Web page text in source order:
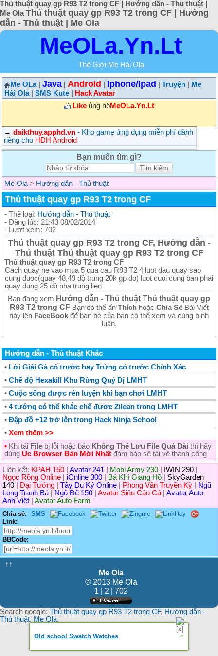
Thủ thuật quay gp R93 T2 trong CF | Hướng dẫn - Thủ thuật |
Me Ola Thủ thuật quay gp R93 T2 trong CF | Hướng
dẫn - Thủ thuật | Me Ola
MeOLa.Yn.Lt
Thế Giới Me Hài Ola
Me OLa| Java Android Iphone/Ipad Truyện
Me
Hài Ola| SMS Kute
Hack Avatar
Likeủng hộMeOLa.Yn.Lt
→ daikthuy.apphd.vn - Kho game ứng dụng miễn phí dành
riêng cho HĐH Android
Bạn muốn tìm gì?
Me Ola > Hướng dẫn - Thủ thuật
Thủ thuật quay gp R93 T2 trong CF
- Thể loại: Hướng dẫn - Thủ thuật
- Đăng lúc: 21:43 08/02/2014
- Lượt xem: 702
Thủ thuật quay gp R93 T2 trong CF, Hướng dẫn -
Thủ thuật Thủ thuật quay gp R93 T2 trong CF
Thủ thuật quay gp R93 T2 trong CF
Cach quay ne vao mua 5 qua cau R93 T2 4 luot dau quay sao
cung duoc(quay 48,49 độ trung 20k gp do) luot cuoi cung ban phai
quay dung 25 độ nha trung lien
Bạn đang xem Hướng dẫn - Thủ thuật Thủ thuật quay gp
R93 T2 trong CF Bạn có thể ấn Thíchhoặc Chia SẻBài Viết
này lên FaceBook để bạn bè của bạn có thể xem và cùng bình
luận.
Hướng dẫn - Thủ thuật Khác
• Lời Giải Gà có trước hay Trứng có trước Chính Xác
• Chế độ Hexakill Khu Rừng Quỷ Dị LMHT
• Cuộc sống được rèn luyện khi bạn chơi LMHT
• 4 tướng có thể khắc chế được Zilean trong LMHT
• Đập đồ +12 trở lên trong Hack Ninja School
• Xem thêm >>
• Khi tải File bị lỗi hoặc báo Không Thể Lưu File Quá Dài thì hãy
dùng Uc Browser Bản Mới Nhất đảm bảo sẽ tải về thành công
Liên kết: KPAH 150 Avatar 241 Mobi Army 230 IWIN 290
Ngọc Rồng Online
iOnline 300 Bá Khí Giang Hồ
SkyGarden
140
Đại Tướng Tây Du Ký Online Phong Vân Truyền Kỳ
Ngũ
Long Tranh Bá
Ngũ Đế 150 Avatar Siêu Câu Cá
Avatar Auto
Anh Việt
Avatar Auto Farm
Chia sẻ:
SMS
Link:
BBCode:
↑↑
Me Ola
© 2013 Me Ola
1 | 2 | 702
Search google: Thủ thuật quay gp R93 T2 trong CF, Hướng dẫn -
Thủ thuật, Me Ola,
Old school Swatch Watches »